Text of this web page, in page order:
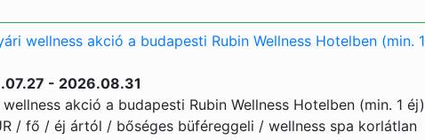
wellness akció a budapesti Rubin Wellness Hotelben (min. 1
- 2026.08.31
akció a budapesti Rubin Wellness Hotelben (min. 1 éj)
/ fő / éj ártól / bőséges büféreggeli / wellness spa korlátlan